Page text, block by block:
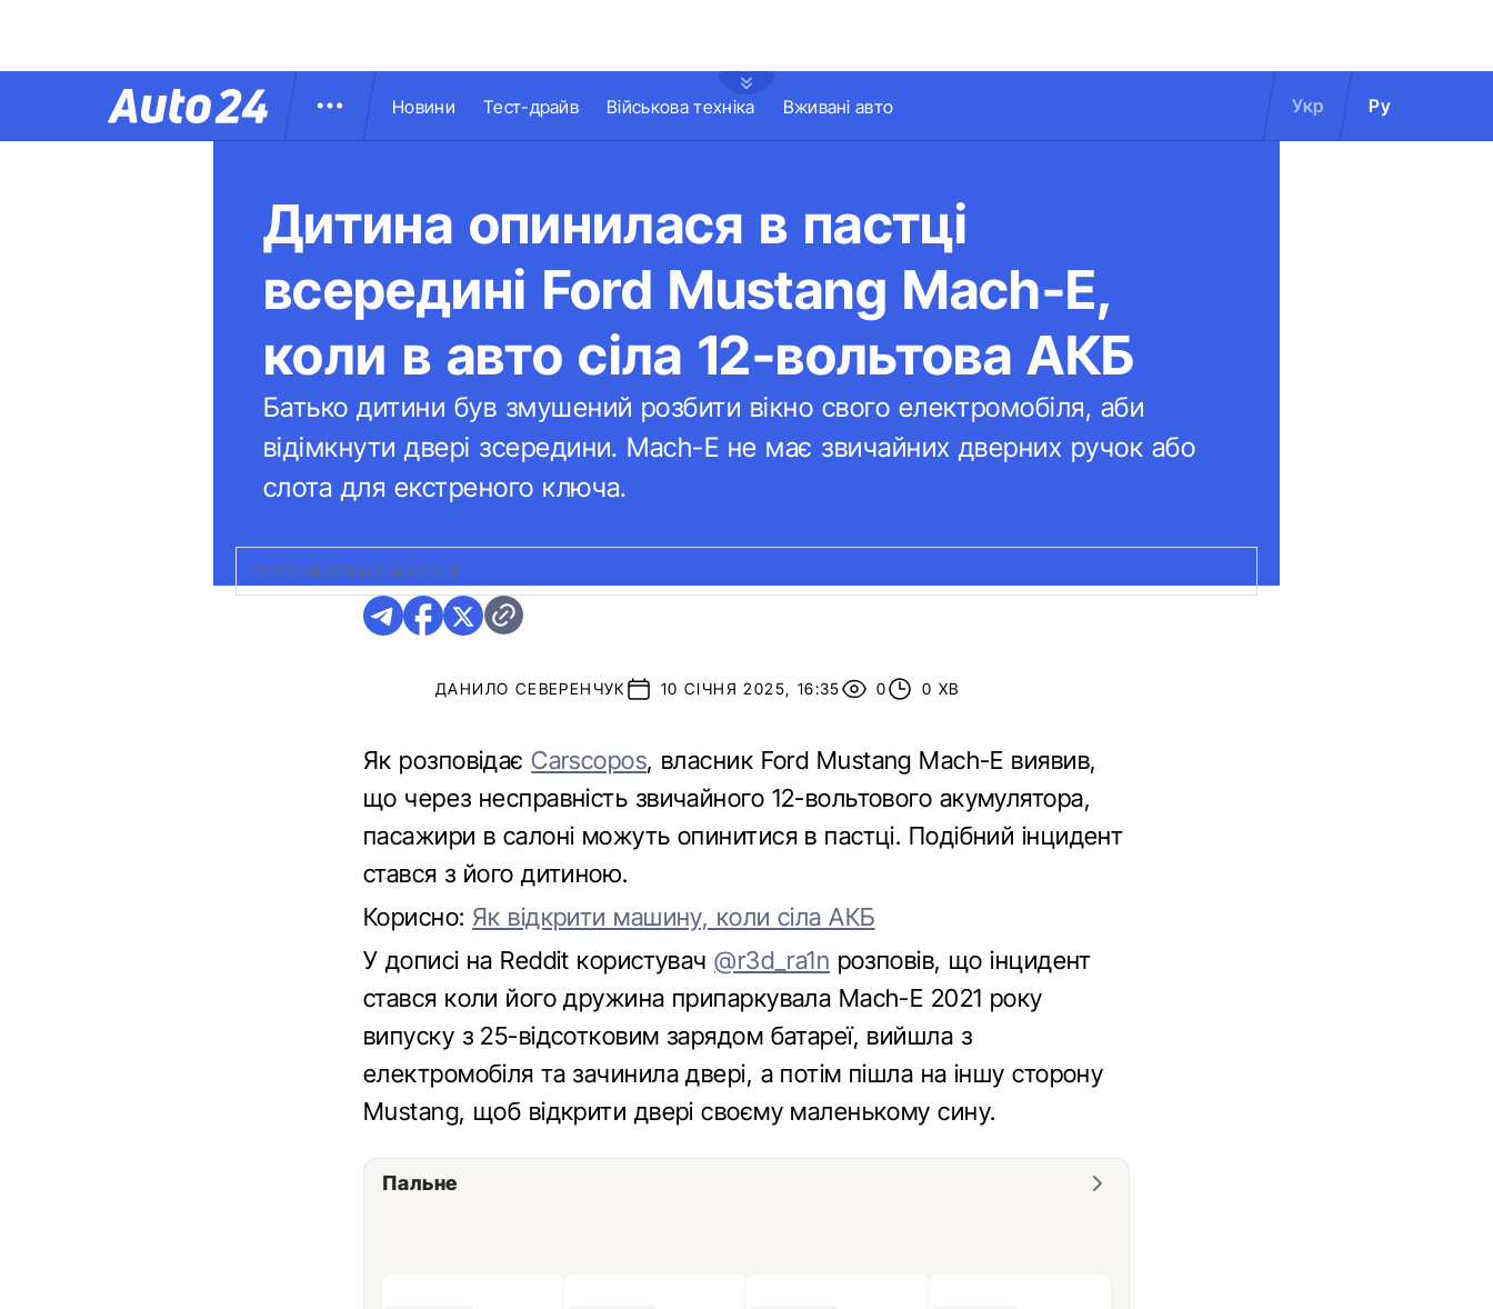
Новини Тест-драйв Військова техніка Вживані авто Укр Ру
Дитина опинилася в пастці
всередині Ford Mustang Mach-E,
коли в авто сіла 12-вольтова АКБ
Батько дитини був змушений розбити вікно свого електромобіля, аби
відімкнути двері зсередини. Mach-E не має звичайних дверних ручок або
слота для екстреного ключа.
FORD MUSTANG MACH-E
ДАНИЛО СЕВЕРЕНЧУК 10 СІЧНЯ 2025, 16:35 0 0 ХВ
Як розповідаєCarscopos, власник Ford Mustang Mach-E виявив,
що через несправність звичайного 12-вольтового акумулятора,
пасажири в салоні можуть опинитися в пастці. Подібний інцидент
стався з його дитиною.
Корисно: Як відкрити машину, коли сіла АКБ
У дописі на Reddit користувач@r3d_ra1n розповів, що інцидент
стався коли його дружина припаркувала Mach-E 2021 року
випуску з 25-відсотковим зарядом батареї, вийшла з
електромобіля та зачинила двері, а потім пішла на іншу сторону
Mustang, щоб відкрити двері своєму маленькому сину.
Пальне